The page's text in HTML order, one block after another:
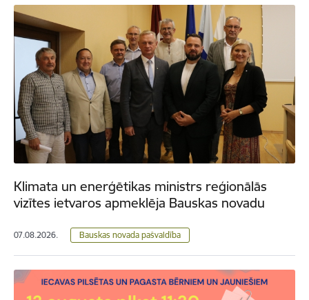
Klimata un enerģētikas ministrs reģionālās
vizītes ietvaros apmeklēja Bauskas novadu
07.08.2026. Bauskas novada pašvaldība